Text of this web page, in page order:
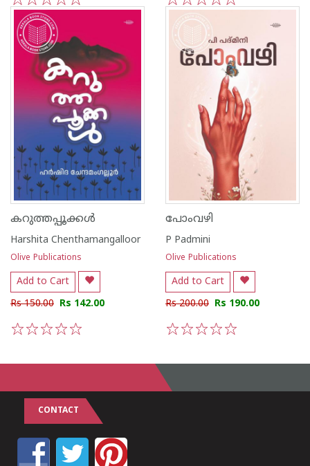
5
4
3
2
1 5
4
3
2
1
കറുത്തപ്പൂക്കൾ
Harshita Chenthamangalloor
Olive Publications
Add to Cart
Rs 150.00 Rs 142.00
പോംവഴി
P Padmini
Olive Publications
Add to Cart
Rs 200.00 Rs 190.00
CONTACT